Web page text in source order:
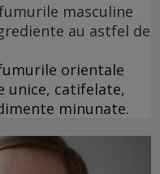
masculine
au astfel de
orientale
unice, catifelate,
minunate.